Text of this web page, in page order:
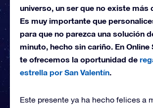
universo, un ser que no existe más
Es muy importante que
para que no parezca una solución
minuto, hecho sin cariño. En
te ofrecemos la oportunidad de
estrella por San Valentín.
Este presente ya ha hecho felices a